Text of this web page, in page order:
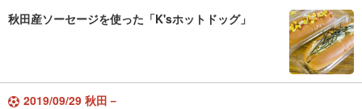
秋田産ソーセージを使った「K'sホットドッグ」
2019/09/29 秋田－